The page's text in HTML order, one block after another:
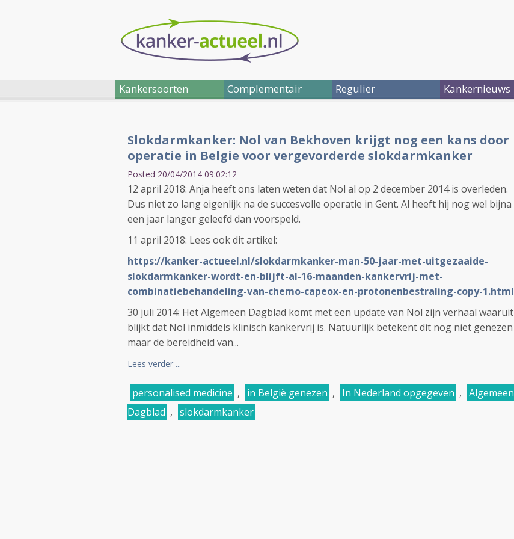
Kankersoorten Complementair Regulier Kankernieuws
Slokdarmkanker: Nol van Bekhoven krijgt nog een kans door
operatie in Belgie voor vergevorderde slokdarmkanker
Posted 20/04/2014 09:02:12
12 april 2018: Anja heeft ons laten weten dat Nol al op 2 december 2014 is overleden.
Dus niet zo lang eigenlijk na de succesvolle operatie in Gent. Al heeft hij nog wel bijna
een jaar langer geleefd dan voorspeld.
11 april 2018: Lees ook dit artikel:
https://kanker-actueel.nl/slokdarmkanker-man-50-jaar-met-uitgezaaide-
slokdarmkanker-wordt-en-blijft-al-16-maanden-kankervrij-met-
combinatiebehandeling-van-chemo-capeox-en-protonenbestraling-copy-1.html
30 juli 2014: Het Algemeen Dagblad komt met een update van Nol zijn verhaal waaruit
blijkt dat Nol inmiddels klinisch kankervrij is. Natuurlijk betekent dit nog niet genezen
maar de bereidheid van...
Lees verder ...
personalised medicine , in België genezen , In Nederland opgegeven , Algemeen
Dagblad , slokdarmkanker